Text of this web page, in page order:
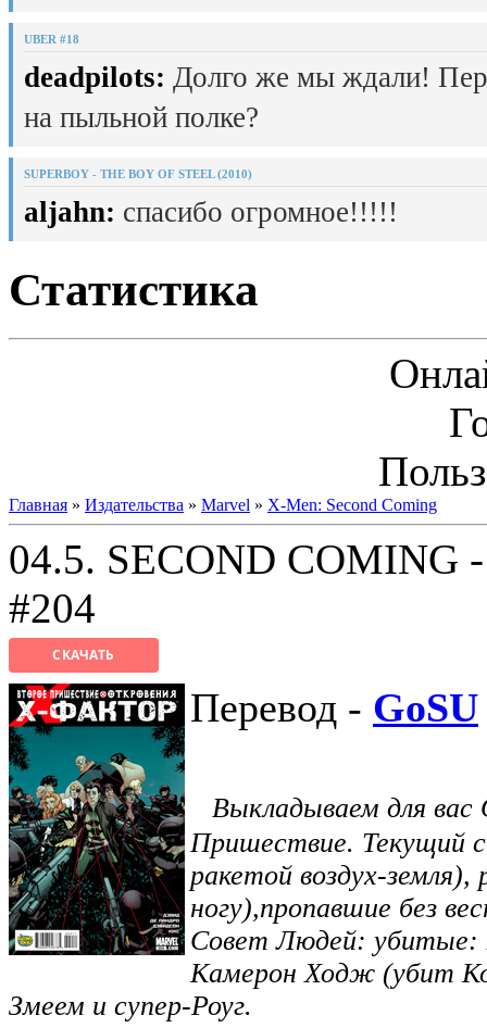
UBER #18
deadpilots: Долго же мы ждали!
на пыльной полке?
SUPERBOY - THE BOY OF STEEL (2010)
aljahn: спасибо огромное!!!!!
Статистика
Главная » Издательства » Marvel » X-Men: Second Coming
04.5. SECOND COMING
#204
СКАЧАТЬ
Перевод - GoSU
Выкладываем для
Пришествие. Текущий
ракетой воздух-
ногу),пропавшие без
Совет Людей: убитые:
Камерон Ходж (убит
Змеем и супер-Роуг.